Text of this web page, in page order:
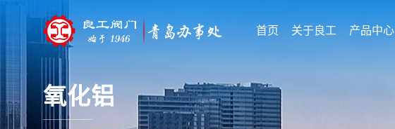
首页 关于良工 产品中心
氧化铝